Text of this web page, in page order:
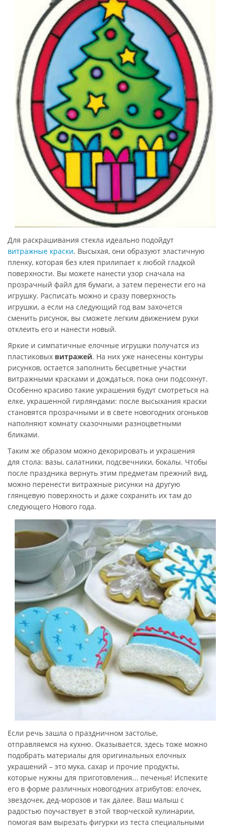
Для раскрашивания стекла идеально подойдут
витражные краски. Высыхая, они образуют эластичную
пленку, которая без клея прилипает к любой гладкой
поверхности. Вы можете нанести узор сначала на
прозрачный файл для бумаги, а затем перенести его на
игрушку. Расписать можно и сразу поверхность
игрушки, а если на следующий год вам захочется
сменить рисунок, вы сможете легким движением руки
отклеить его и нанести новый.
Яркие и симпатичные елочные игрушки получатся из
пластиковых витражей. На них уже нанесены контуры
рисунков, остается заполнить бесцветные участки
витражными красками и дождаться, пока они подсохнут.
Особенно красиво такие украшения будут смотреться на
елке, украшенной гирляндами: после высыхания краски
становятся прозрачными и в свете новогодних огоньков
наполняют комнату сказочными разноцветными
бликами.
Таким же образом можно декорировать и украшения
для стола: вазы, салатники, подсвечники, бокалы. Чтобы
после праздника вернуть этим предметам прежний вид,
можно перенести витражные рисунки на другую
глянцевую поверхность и даже сохранить их там до
следующего Нового года.
Если речь зашла о праздничном застолье,
отправляемся на кухню. Оказывается, здесь тоже можно
подобрать материалы для оригинальных елочных
украшений – это мука, сахар и прочие продукты,
которые нужны для приготовления... печенья! Испеките
его в форме различных новогодних атрибутов: елочек,
звездочек, дед-морозов и так далее. Ваш малыш с
радостью поучаствует в этой творческой кулинарии,
помогая вам вырезать фигурки из теста специальными